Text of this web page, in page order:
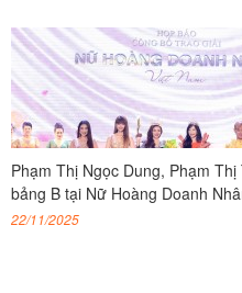
Phạm Thị Ngọc Dung, Phạm
bảng B tại Nữ Hoàng Doanh
22/11/2025